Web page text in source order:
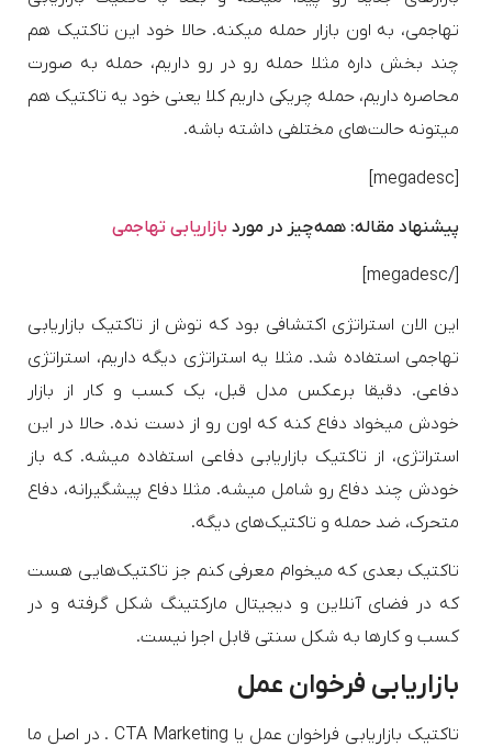
تهاجمی، به اون بازار حمله میکنه. حالا خود این تاکتیک هم
چند بخش داره مثلا حمله رو در رو داریم، حمله به صورت
محاصره داریم، حمله چریکی داریم کلا یعنی خود یه تاکتیک هم
میتونه حالت‌های مختلفی داشته باشه.
پیشنهاد مقاله: همه‌چیز در مورد بازاریابی تهاجمی
[/megadesc]
این الان استراتژی اکتشافی بود که توش از تاکتیک بازاریابی
تهاجمی استفاده شد. مثلا یه استراتژی دیگه داریم، استراتژی
دفاعی. دقیقا برعکس مدل قبل، یک کسب و کار از بازار
خودش میخواد دفاع کنه که اون رو از دست نده. حالا در این
استراتژی، از تاکتیک بازاریابی دفاعی استفاده میشه. که باز
خودش چند دفاع رو شامل میشه. مثلا دفاع پیشگیرانه، دفاع
متحرک، ضد حمله و تاکتیک‌های دیگه.
تاکتیک بعدی که میخوام معرفی کنم جز تاکتیک‌هایی هست
که در فضای آنلاین و دیجیتال مارکتینگ شکل گرفته و در
کسب و کارها به شکل سنتی قابل اجرا نیست.
بازاریابی فرخوان عمل
تاکتیک بازاریابی فراخوان عمل یا CTA Marketing . در اصل ما